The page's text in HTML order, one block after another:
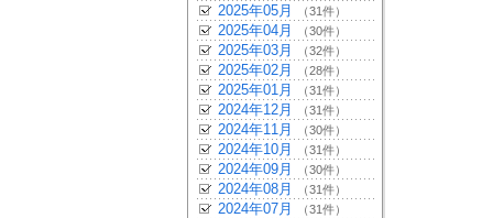
2025年05月 （31件）
2025年04月 （30件）
2025年03月 （32件）
2025年02月 （28件）
2025年01月 （31件）
2024年12月 （31件）
2024年11月 （30件）
2024年10月 （31件）
2024年09月 （30件）
2024年08月 （31件）
2024年07月 （31件）